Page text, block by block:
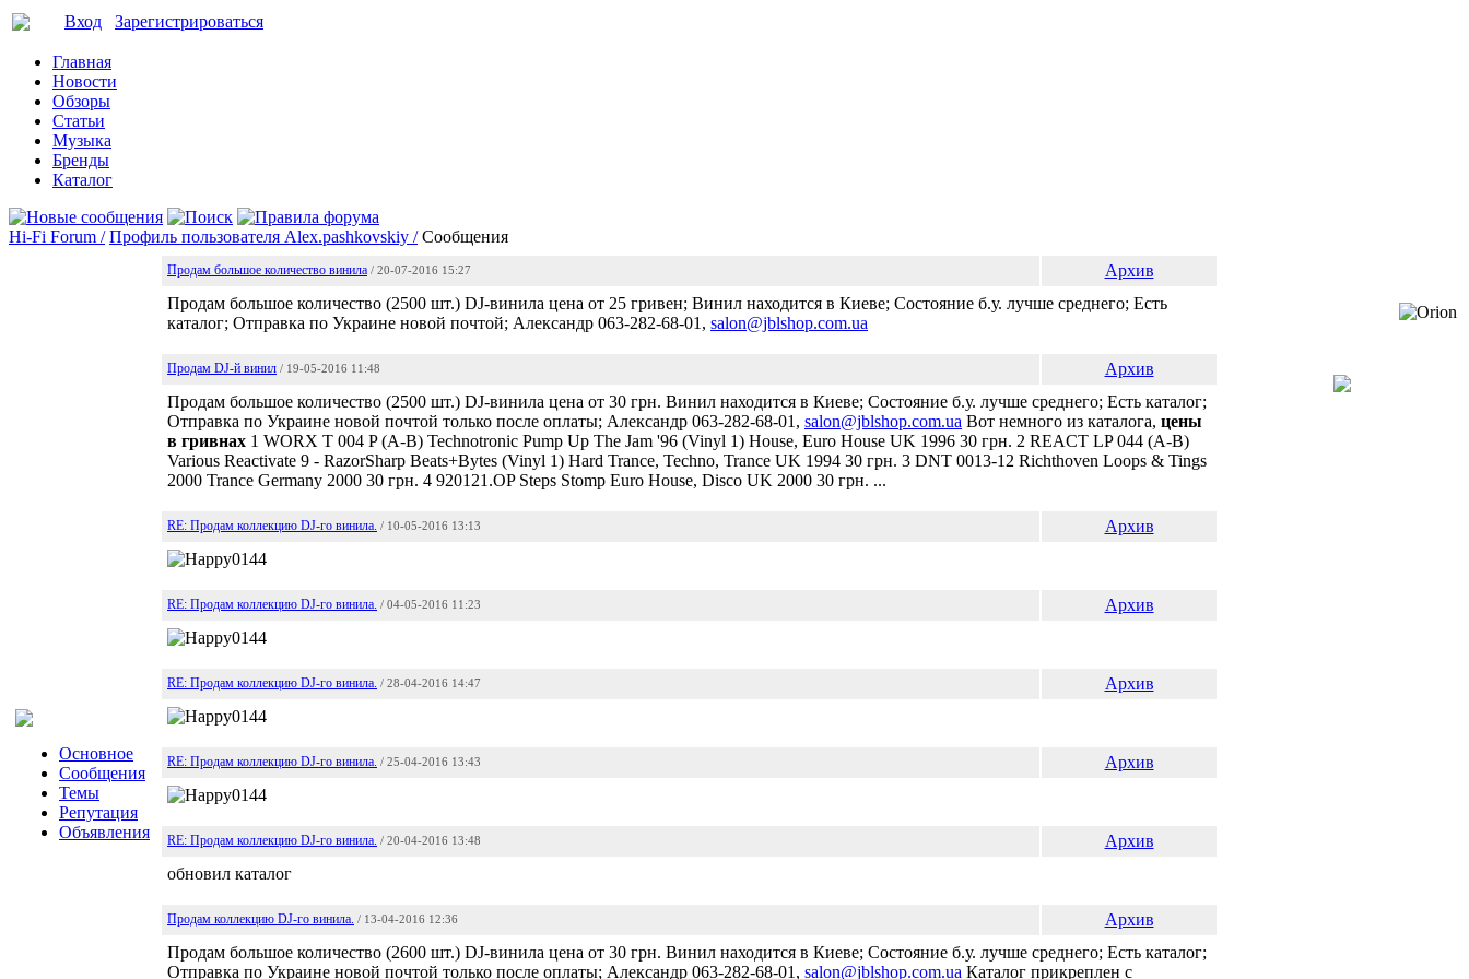
Вход Зарегистрироваться
Главная
Новости
Обзоры
Статьи
Музыка
Бренды
Каталог
Hi-Fi Forum / Профиль пользователя Alex.pashkovskiy / Сообщения
Основное
Сообщения
Темы
Репутация
Объявления
Продам большое количество винила / 20-07-2016 15:27
Архив
Продам большое количество (2500 шт.) DJ-винила цена от 25 гривен; Винил находится в Киеве; Состояние б.у. лучше среднего; Есть
каталог; Отправка по Украине новой почтой; Александр 063-282-68-01, salon@jblshop.com.ua
Продам DJ-й винил / 19-05-2016 11:48
Архив
Продам большое количество (2500 шт.) DJ-винила цена от 30 грн. Винил находится в Киеве; Состояние б.у. лучше среднего; Есть каталог;
Отправка по Украине новой почтой только после оплаты; Александр 063-282-68-01, salon@jblshop.com.ua Вот немного из каталога, цены
в гривнах 1 WORX T 004 P (A-B) Technotronic Pump Up The Jam '96 (Vinyl 1) House, Euro House UK 1996 30 грн. 2 REACT LP 044 (A-B)
Various Reactivate 9 - RazorSharp Beats+Bytes (Vinyl 1) Hard Trance, Techno, Trance UK 1994 30 грн. 3 DNT 0013-12 Richthoven Loops & Tings
2000 Trance Germany 2000 30 грн. 4 920121.OP Steps Stomp Euro House, Disco UK 2000 30 грн. ...
RE: Продам коллекцию DJ-го винила. / 10-05-2016 13:13 Архив
RE: Продам коллекцию DJ-го винила. / 04-05-2016 11:23 Архив
RE: Продам коллекцию DJ-го винила. / 28-04-2016 14:47 Архив
RE: Продам коллекцию DJ-го винила. / 25-04-2016 13:43 Архив
RE: Продам коллекцию DJ-го винила. / 20-04-2016 13:48
Архив
обновил каталог
Продам коллекцию DJ-го винила. / 13-04-2016 12:36
Архив
Продам большое количество (2600 шт.) DJ-винила цена от 30 грн. Винил находится в Киеве; Состояние б.у. лучше среднего; Есть каталог;
Отправка по Украине новой почтой только после оплаты; Александр 063-282-68-01, salon@jblshop.com.ua Каталог прикреплен с